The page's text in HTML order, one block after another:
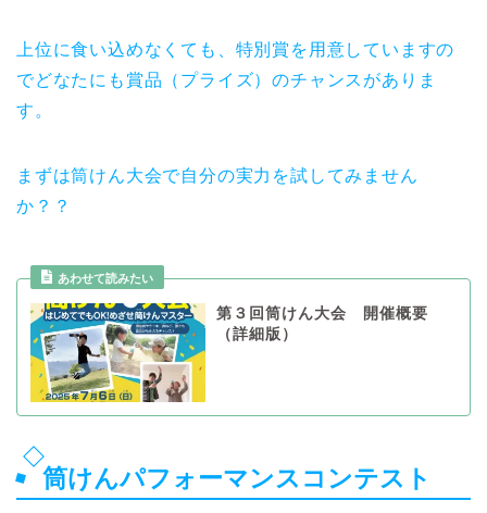
上位に食い込めなくても、特別賞を用意していますの
でどなたにも賞品（プライズ）のチャンスがありま
す。
まずは筒けん大会で自分の実力を試してみません
か？？
あわせて読みたい
第３回筒けん大会 開催概要
（詳細版）
筒けんパフォーマンスコンテスト